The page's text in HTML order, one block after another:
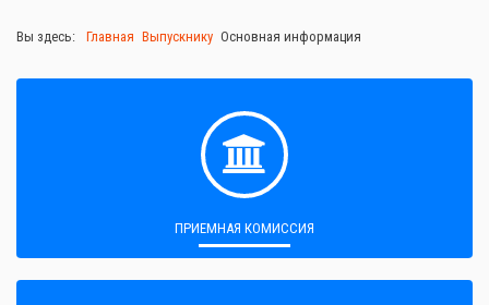
Вы здесь: Главная Выпускнику Основная информация
ПРИЕМНАЯ КОМИССИЯ